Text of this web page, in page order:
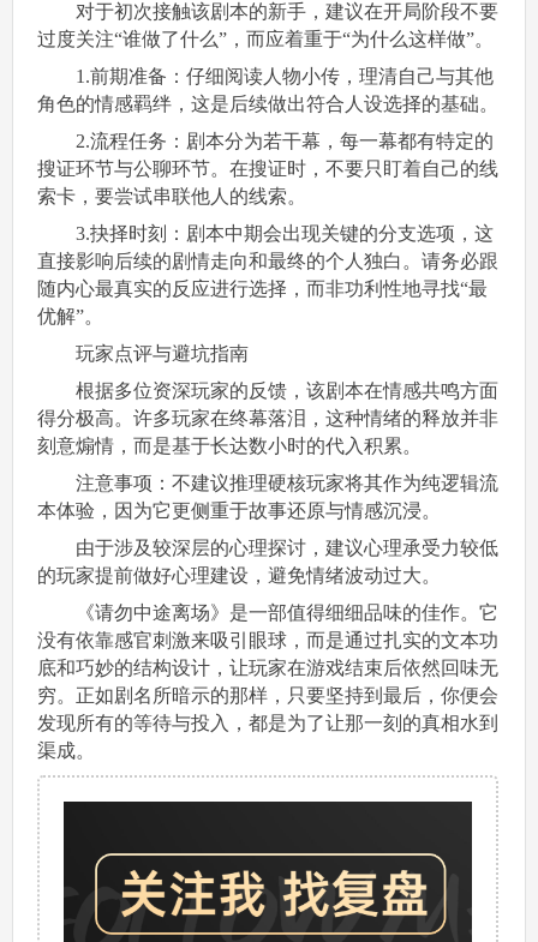
对于初次接触该剧本的新手，建议在开局阶段不要
过度关注“谁做了什么”，而应着重于“为什么这样做”。
1.前期准备：仔细阅读人物小传，理清自己与其他
角色的情感羁绊，这是后续做出符合人设选择的基础。
2.流程任务：剧本分为若干幕，每一幕都有特定的
搜证环节与公聊环节。在搜证时，不要只盯着自己的线
索卡，要尝试串联他人的线索。
3.抉择时刻：剧本中期会出现关键的分支选项，这
直接影响后续的剧情走向和最终的个人独白。请务必跟
随内心最真实的反应进行选择，而非功利性地寻找“最
优解”。
玩家点评与避坑指南
根据多位资深玩家的反馈，该剧本在情感共鸣方面
得分极高。许多玩家在终幕落泪，这种情绪的释放并非
刻意煽情，而是基于长达数小时的代入积累。
注意事项：不建议推理硬核玩家将其作为纯逻辑流
本体验，因为它更侧重于故事还原与情感沉浸。
由于涉及较深层的心理探讨，建议心理承受力较低
的玩家提前做好心理建设，避免情绪波动过大。
《请勿中途离场》是一部值得细细品味的佳作。它
没有依靠感官刺激来吸引眼球，而是通过扎实的文本功
底和巧妙的结构设计，让玩家在游戏结束后依然回味无
穷。正如剧名所暗示的那样，只要坚持到最后，你便会
发现所有的等待与投入，都是为了让那一刻的真相水到
渠成。